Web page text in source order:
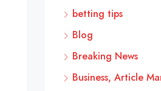
betting tips
Blog
Breaking News
Business, Article